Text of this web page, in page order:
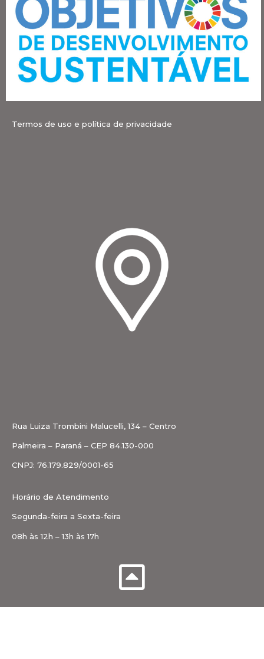
Termos de uso e política de privacidade
Rua Luiza Trombini Malucelli, 134 – Centro
Palmeira – Paraná – CEP 84.130-000
CNPJ: 76.179.829/0001-65
Horário de Atendimento
Segunda-feira a Sexta-feira
08h às 12h – 13h às 17h